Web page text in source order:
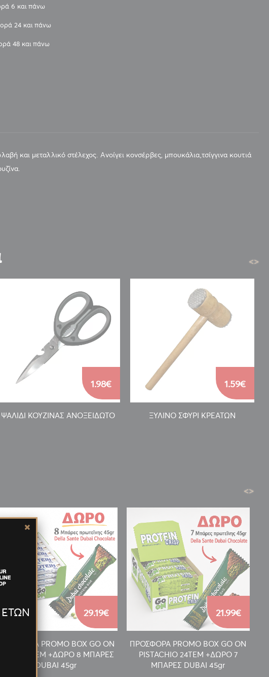
6 και πάνω
24 και πάνω
48 και πάνω
και μεταλλικό στέλεχος. Ανοίγει κονσέρβες, μπουκάλια,τσίγγινα κουτιά
ΨΑΛΙΔΙ ΚΟΥΖΙΝΑΣ ΑΝΟΞΕΙΔΩΤΟ
1.98€
ΞΥΛΙΝΟ ΣΦΥΡΙ ΚΡΕΑΤΩΝ
1.59€
<>
ΠΡΟΣΦΟΡΑ PROMO BOX GO ON
24TEM +ΔΩΡΟ 8 ΜΠΑΡΕΣ
DUBAI 45gr
29.19€
ΠΡΟΣΦΟΡΑ PROMO BOX GO ON
PISTACHIO 24TEM +ΔΩΡΟ 7
ΜΠΑΡΕΣ DUBAI 45gr
21.99€
<>